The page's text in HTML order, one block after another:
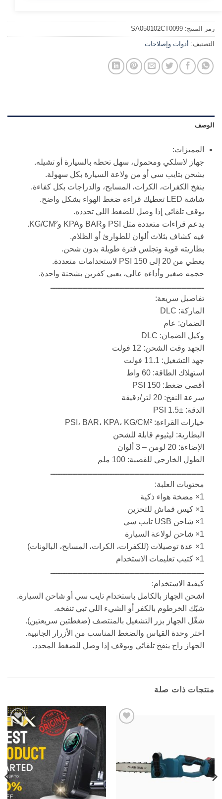
رمز المنتج: SA050102CT0099
التصنيف: أدوات وإصلاحات
الوصف
المميزات:
جهاز لاسلكي ومحمول، سهل تحطه بالسيارة أو تشيله.
يشحن بتايب سي أو من ولاعة السيارة بكل سهولة.
ينفخ الكفرات، الكرات، المسابح، والدراجات بكل كفاءة.
شاشة LED تعطيك قراءة ضغط الهواء بشكل واضح.
يوقف تلقائي إذا وصل للضغط اللي تحدده.
يدعم قراءات متعددة مثل PSI وBAR وKPA وKG/CM².
فيه كشاف بثلاث ألوان للطوارئ أو الظلام.
بطاريته قوية وتجلس فترة طويلة بدون شحن.
يغطي من 20 إلى 150 PSI لاستخدامات متعددة.
حجمه صغير وأداءه عالي، يعبي كفرين بشحنة واحدة.
ــــــــــــــــــــــــــــــــــــــــــــــــــــــــــــــ
تفاصيل سريعة:
الماركة: DLC
الضمان: عام
وكيل الضمان: DLC
الجهد وقت الشحن: 12 فولت
جهد التشغيل: 11.1 فولت
استهلاك الطاقة: 60 واط
أقصى ضغط: 150 PSI
سرعة النفخ: 20 لتر/دقيقة
الدقة: ±1.5 PSI
خيارات القراءة: PSI، BAR، KPA، KG/CM²
البطارية: ليثيوم قابلة للشحن
الإضاءة: 20 لومن – 3 ألوان
الطول الخارجي للقصبة: 100 ملم
ــــــــــــــــــــــــــــــــــــــــــــــــــــــــــــــ
محتويات العلبة:
1× مضخة هواء ذكية
1× كيس قماش للتخزين
1× شاحن USB تايب سي
1× شاحن لولاعة السيارة
1× عدة توصيلات (للكفرات، الكرات، المسابح، البالونات)
1× كتيب تعليمات الاستخدام
ــــــــــــــــــــــــــــــــــــــــــــــــــــــــــــــ
كيفية الاستخدام:
اشحن الجهاز بالكامل باستخدام تايب سي أو شاحن السيارة.
شبّك الخرطوم بالكفر أو الشيء اللي تبي تنفخه.
شغّل الجهاز بزر التشغيل بالمنتصف (ضغطتين سريعتين).
اختر وحدة القياس والضغط المناسب من الأزرار الجانبية.
الجهاز راح ينفخ تلقائي ويوقف إذا وصل للضغط المحدد.
منتجات ذات صلة
Add to
wishlist